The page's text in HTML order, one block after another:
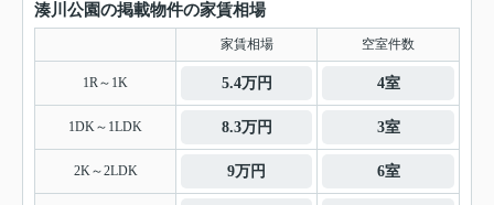
湊川公園の掲載物件の家賃相場
家賃相場 空室件数
1R～1K 5.4万円 4室
1DK～1LDK 8.3万円 3室
2K～2LDK 9万円 6室